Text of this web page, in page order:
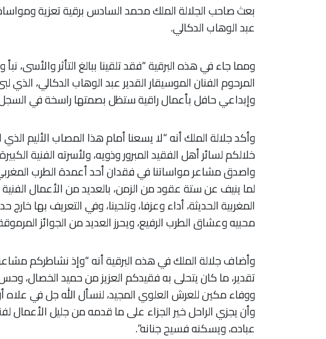
بعث صاحب الجلالة الملك محمد السادس برقية تعزية
عبد الوهاب الدكالي.
ومما جاء في هذه البرقية “فقد تلقينا ببالغ التأثر والأسى،
المرحوم الفنان الموسيقار القدير عبد الوهاب الدكالي،
وإبداعي حافل بأعمال راقية ستظل بصمتها راسخة في السجل
وأكد جلالة الملك أنه “لا يسعنا أمام هذا المصاب الأليم
خلالكم لسائر أهل الفقيد المبرور وذويه، ولأسرته الفنية
واصدق مشاعر مواساتنا في فقدان أحد أعمدة الطرب المغربي
لما ينيف عن ستة عقود من الزمن، بالعديد من الأعمال
المغربية الحديثة، أداء وعزفا، وتلحينا، وفي التعريف بها
محبيه وعشاق الطرب الرفيع، ويحرز العديد من الجوائز المرموقة
وأضاف جلالة الملك في هذه البرقية أنه “وإذ نشاطركم
تقدير، ما كان يتحلى به فقيدكم العزيز من حميد الخصال،
ووفاء مكين للعرش العلوي المجيد، لنسأل الله جل في علاه
وأن يجزي الراحل خير الجزاء على ما قدمه من جليل الأعمال
عباده، ويسكنه فسيح جنانه”.